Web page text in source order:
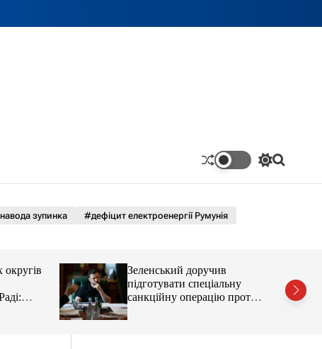
П
л
П
зупинка
#дефіцит електроенергії Румунія
Зеленський доручив
підготувати спеціальну
санкційну операцію проти
РФ